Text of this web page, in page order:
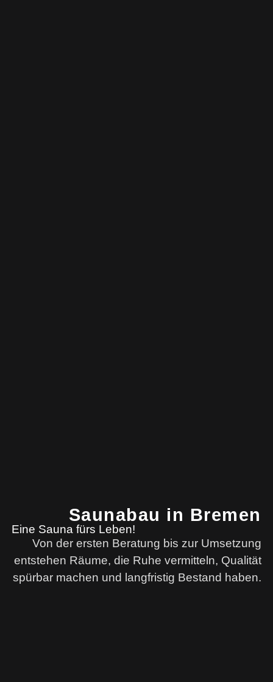
Saunabau in Bremen
Eine Sauna fürs Leben!
Von der ersten Beratung bis zur Umsetzung
entstehen Räume, die Ruhe vermitteln, Qualität
spürbar machen und langfristig Bestand haben.